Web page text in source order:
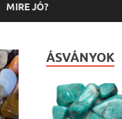
MIRE JÓ?
ÁSVÁNYOK